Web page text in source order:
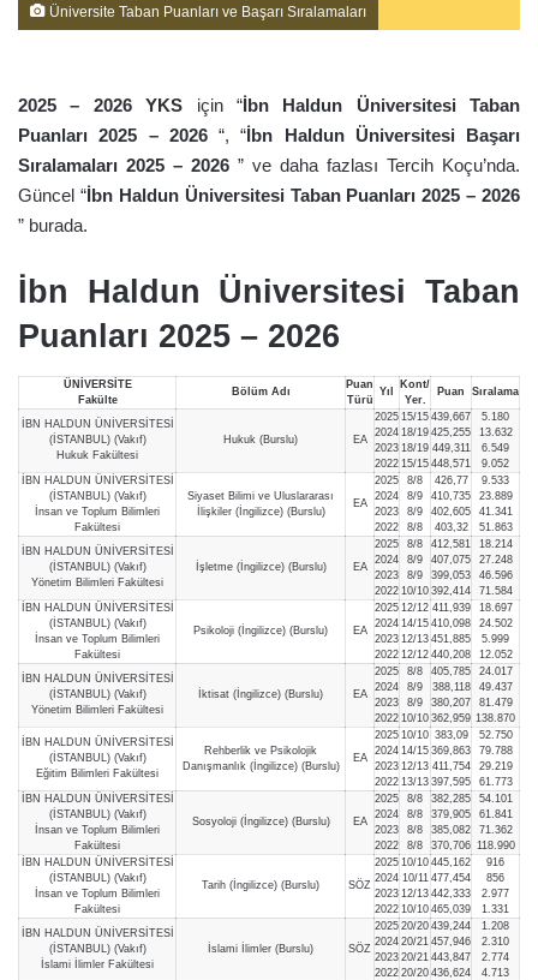
Üniversite Taban Puanları ve Başarı Sıralamaları
2025 – 2026 YKS için “İbn Haldun Üniversitesi Taban
Puanları 2025 – 2026 “, “İbn Haldun Üniversitesi Başarı
Sıralamaları 2025 – 2026 ” ve daha fazlası Tercih Koçu’nda.
Güncel “İbn Haldun Üniversitesi Taban Puanları 2025 – 2026
” burada.
İbn Haldun Üniversitesi Taban
Puanları 2025 – 2026
ÜNİVERSİTE
Fakülte
Bölüm Adı
Puan
Türü
Yıl
Kont/
Yer.
Puan Sıralama
İBN HALDUN ÜNİVERSİTESİ
(İSTANBUL) (Vakıf)
Hukuk Fakültesi
Hukuk (Burslu) EA
2025
2024
2023
2022
15/15
18/19
18/19
15/15
439,667
425,255
449,311
448,571
5.180
13.632
6.549
9.052
İBN HALDUN ÜNİVERSİTESİ
(İSTANBUL) (Vakıf)
İnsan ve Toplum Bilimleri
Fakültesi
Siyaset Bilimi ve Uluslararası
İlişkiler (İngilizce) (Burslu)
EA
2025
2024
2023
2022
8/8
8/9
8/9
8/8
426,77
410,735
402,605
403,32
9.533
23.889
41.341
51.863
İBN HALDUN ÜNİVERSİTESİ
(İSTANBUL) (Vakıf)
Yönetim Bilimleri Fakültesi
İşletme (İngilizce) (Burslu) EA
2025
2024
2023
2022
8/8
8/9
8/9
10/10
412,581
407,075
399,053
392,414
18.214
27.248
46.596
71.584
İBN HALDUN ÜNİVERSİTESİ
(İSTANBUL) (Vakıf)
İnsan ve Toplum Bilimleri
Fakültesi
Psikoloji (İngilizce) (Burslu) EA
2025
2024
2023
2022
12/12
14/15
12/13
12/12
411,939
410,098
451,885
440,208
18.697
24.502
5.999
12.052
İBN HALDUN ÜNİVERSİTESİ
(İSTANBUL) (Vakıf)
Yönetim Bilimleri Fakültesi
İktisat (İngilizce) (Burslu) EA
2025
2024
2023
2022
8/8
8/9
8/9
10/10
405,785
388,118
380,207
362,959
24.017
49.437
81.479
138.870
İBN HALDUN ÜNİVERSİTESİ
(İSTANBUL) (Vakıf)
Eğitim Bilimleri Fakültesi
Rehberlik ve Psikolojik
Danışmanlık (İngilizce) (Burslu)
EA
2025
2024
2023
2022
10/10
14/15
12/13
13/13
383,09
369,863
411,754
397,595
52.750
79.788
29.219
61.773
İBN HALDUN ÜNİVERSİTESİ
(İSTANBUL) (Vakıf)
İnsan ve Toplum Bilimleri
Fakültesi
Sosyoloji (İngilizce) (Burslu) EA
2025
2024
2023
2022
8/8
8/8
8/8
8/8
382,285
379,905
385,082
370,706
54.101
61.841
71.362
118.990
İBN HALDUN ÜNİVERSİTESİ
(İSTANBUL) (Vakıf)
İnsan ve Toplum Bilimleri
Fakültesi
Tarih (İngilizce) (Burslu) SÖZ
2025
2024
2023
2022
10/10
10/11
12/13
10/10
445,162
477,454
442,333
465,039
916
856
2.977
1.331
İBN HALDUN ÜNİVERSİTESİ
(İSTANBUL) (Vakıf)
İslami İlimler Fakültesi
İslami İlimler (Burslu) SÖZ
2025
2024
2023
2022
20/20
20/21
20/21
20/20
439,244
457,946
443,847
436,624
1.208
2.310
2.774
4.713